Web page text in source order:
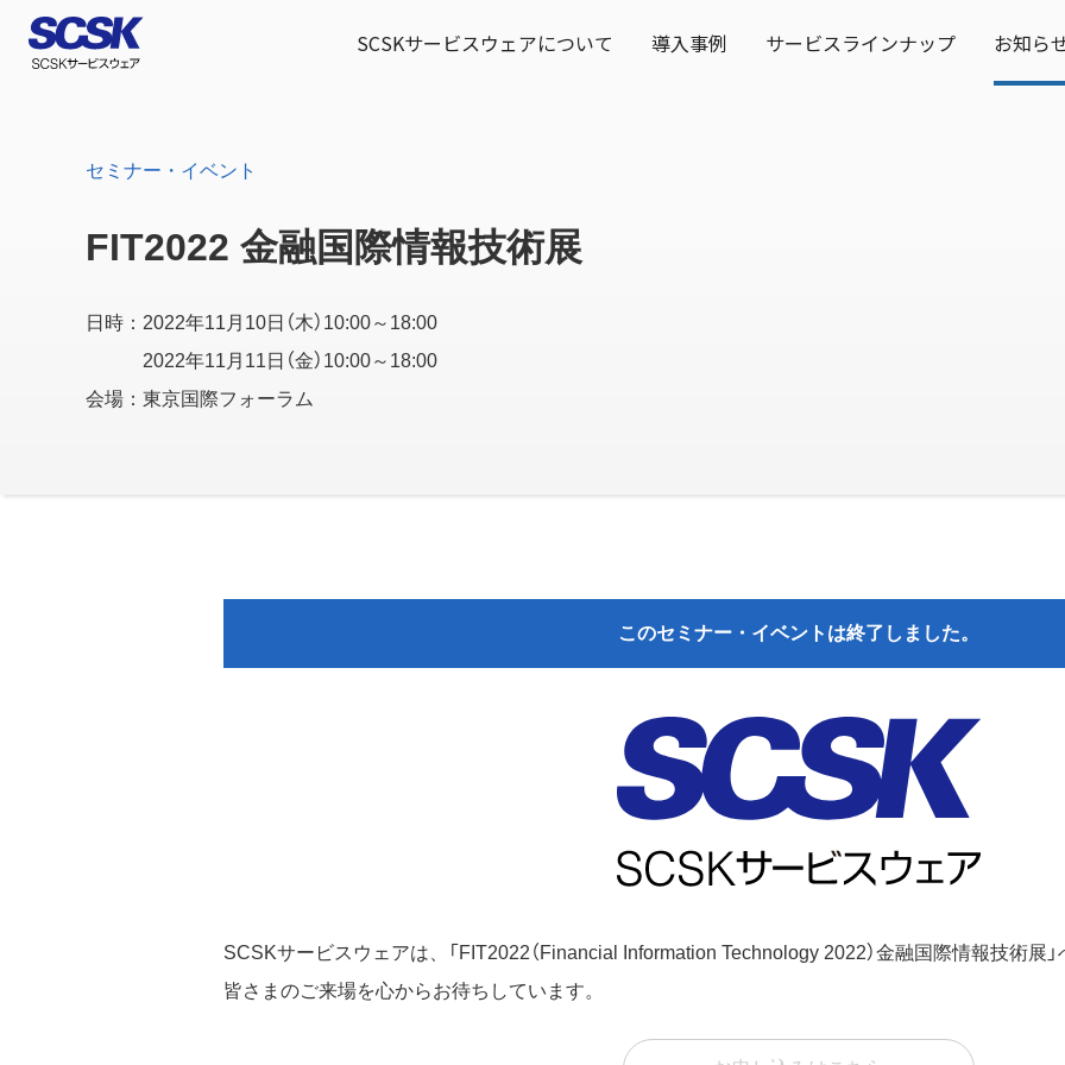
SCSKサービスウェアについて 導入事例 サービスラインナップ お知ら
セミナー・イベント
FIT2022 金融国際情報技術展
日時：2022年11月10日（木）10:00～18:00
2022年11月11日（金）10:00～18:00
会場：東京国際フォーラム
このセミナー・イベントは終了しました。
SCSKサービスウェアは、「FIT2022（Financial Information Technology 2022）金融国際情報技術展」
皆さまのご来場を心からお待ちしています。